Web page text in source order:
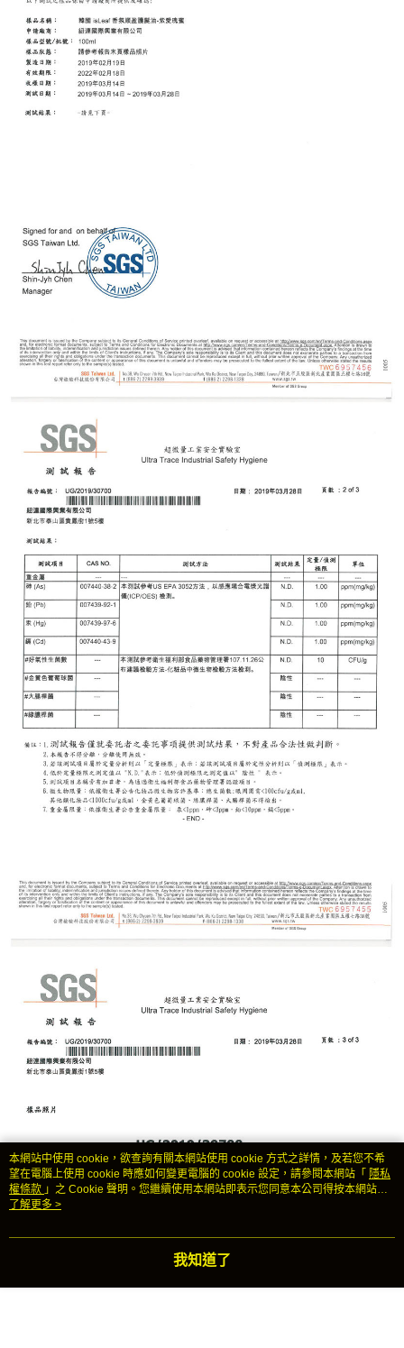
本網站中使用 cookie，欲查詢有關本網站使用 cookie 方式之詳情，及若您不希
望在電腦上使用 cookie 時應如何變更電腦的 cookie 設定，請參閱本網站「 隱私
權條款 」之 Cookie 聲明。您繼續使用本網站即表示您同意本公司得按本網站使
用條款之 Cookie 聲明使用 cookie。
了解更多 >
我知道了